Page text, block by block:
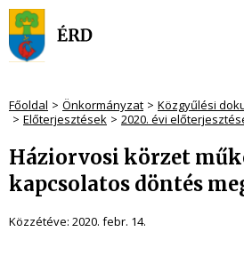
Főoldal Önkormányzat
Közgyűlési
Előterjesztések
2020. évi
Háziorvosi körzet
kapcsolatos döntés
Közzétéve: 2020. febr. 14.